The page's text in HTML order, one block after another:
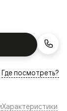
Где посмотреть?
Характеристики